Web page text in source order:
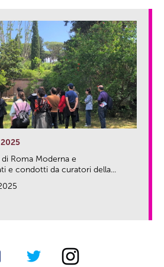
Roma Moderna e
e condotti da curatori della...